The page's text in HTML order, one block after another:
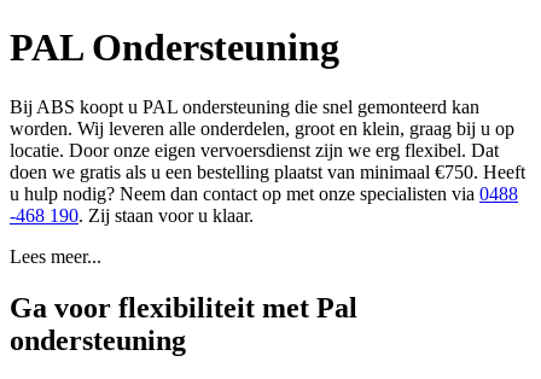
PAL Ondersteuning
Bij ABS koopt u PAL ondersteuning die snel gemonteerd kan
worden. Wij leveren alle onderdelen, groot en klein, graag bij u op
locatie. Door onze eigen vervoersdienst zijn we erg flexibel. Dat
doen we gratis als u een bestelling plaatst van minimaal €750. Heeft
u hulp nodig? Neem dan contact op met onze specialisten via 0488
-468 190. Zij staan voor u klaar.
Lees meer...
Ga voor flexibiliteit met Pal
ondersteuning